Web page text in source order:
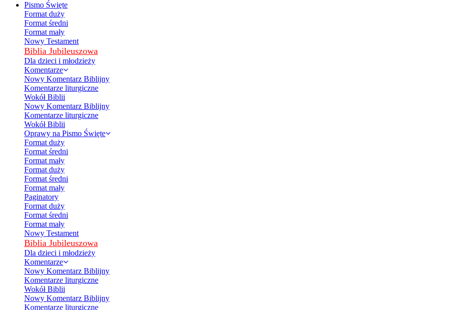
Pismo Święte
Format duży
Format średni
Format mały
Nowy Testament
Biblia Jubileuszowa
Dla dzieci i młodzieży
Komentarze
Nowy Komentarz Biblijny
Komentarze liturgiczne
Wokół Biblii
Nowy Komentarz Biblijny
Komentarze liturgiczne
Wokół Biblii
Oprawy na Pismo Święte
Format duży
Format średni
Format mały
Format duży
Format średni
Format mały
Paginatory
Format duży
Format średni
Format mały
Nowy Testament
Biblia Jubileuszowa
Dla dzieci i młodzieży
Komentarze
Nowy Komentarz Biblijny
Komentarze liturgiczne
Wokół Biblii
Nowy Komentarz Biblijny
Komentarze liturgiczne